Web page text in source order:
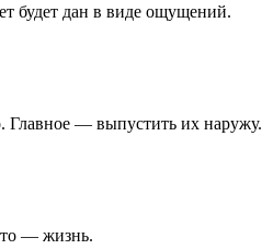
будет дан в виде ощущений.
Главное — выпустить их наружу.
— жизнь.